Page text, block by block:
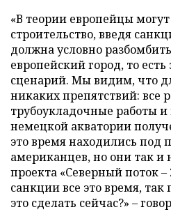
«В теории европейцы могут
строительство, введя
должна условно
европейский город, то
сценарий. Мы видим, что
никаких препятствий: все
трубоукладочные работы и
немецкой акватории
это время находились под
американцев, но они так и
проекта «Северный поток
санкции все это время,
это сделать сейчас?» –